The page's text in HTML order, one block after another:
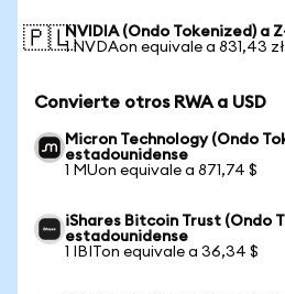
🇵🇱NVIDIA (Ondo Tokenized) a
1 NVDAon equivale a 831,43 zł
Convierte otros RWA a USD
Micron Technology (Ondo
estadounidense
1 MUon equivale a 871,74 $
iShares Bitcoin Trust (Ondo
estadounidense
1 IBITon equivale a 36,34 $